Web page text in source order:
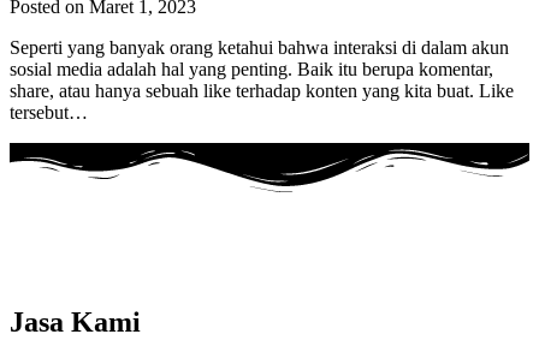
Posted on Maret 1, 2023
Seperti yang banyak orang ketahui bahwa interaksi di dalam akun
sosial media adalah hal yang penting. Baik itu berupa komentar,
share, atau hanya sebuah like terhadap konten yang kita buat. Like
tersebut…
Jasa Kami